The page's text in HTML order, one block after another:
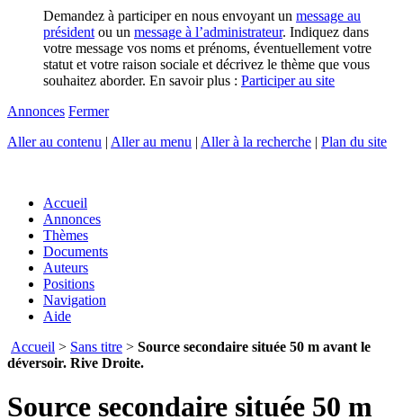
Demandez à participer en nous envoyant un message au
président ou un message à l’administrateur. Indiquez dans
votre message vos noms et prénoms, éventuellement votre
statut et votre raison sociale et décrivez le thème que vous
souhaitez aborder. En savoir plus : Participer au site
Annonces Fermer
Aller au contenu | Aller au menu | Aller à la recherche | Plan du site
Accueil
Annonces
Thèmes
Documents
Auteurs
Positions
Navigation
Aide
Accueil > Sans titre > Source secondaire située 50 m avant le
déversoir. Rive Droite.
Source secondaire située 50 m